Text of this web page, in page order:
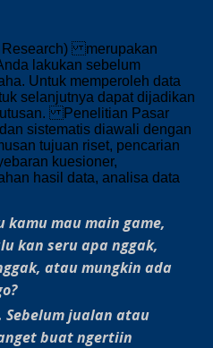
mau main game,
kan seru apa nggak,
atau mungkin ada
Sebelum jualan atau
buat ngertiin